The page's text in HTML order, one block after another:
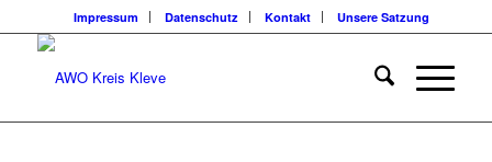
Impressum Datenschutz Kontakt Unsere Satzung